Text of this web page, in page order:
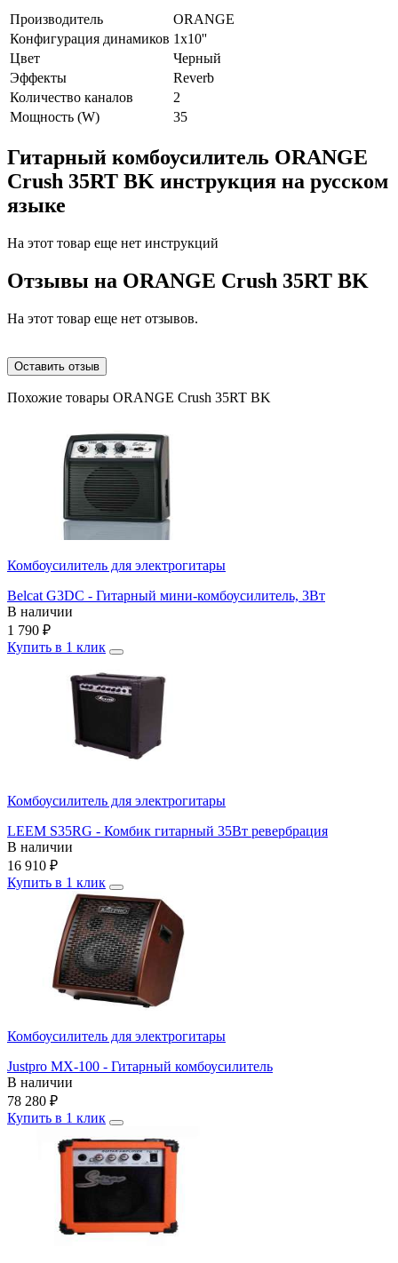
Производитель
ORANGE
Конфигурация динамиков 1х10''
Цвет
Черный
Эффекты
Reverb
Количество каналов
2
Мощность (W)
35
Гитарный комбоусилитель ORANGE
Crush 35RT BK инструкция на русском
языке
На этот товар еще нет инструкций
Отзывы на ORANGE Crush 35RT BK
На этот товар еще нет отзывов.
Оставить отзыв
Похожие товары ORANGE Crush 35RT BK
Комбоусилитель для электрогитары
Belcat G3DC - Гитарный мини-комбоусилитель, 3Вт
В наличии
1 790 ₽
Купить в 1 клик
Комбоусилитель для электрогитары
LEEM S35RG - Комбик гитарный 35Вт ревербрация
В наличии
16 910 ₽
Купить в 1 клик
Комбоусилитель для электрогитары
Justpro MX-100 - Гитарный комбоусилитель
В наличии
78 280 ₽
Купить в 1 клик